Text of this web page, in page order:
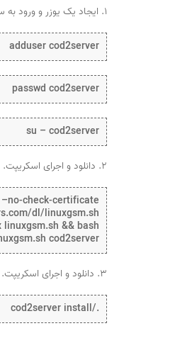
۱. ایجاد یک یوزر و ورود به سیستم.
adduser cod2server
passwd cod2server
su – cod2server
۲. دانلود و اجرای اسکریپت.
check-certificate
dl/linuxgsm.sh
linuxgsm.sh && bash
cod2server
۳. دانلود و اجرای اسکریپت.
./cod2server install